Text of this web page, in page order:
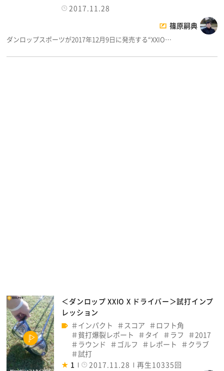
2017.11.28
篠原嗣典
ダンロップスポーツが2017年12月9日に発売する“XXIO…
＜ダンロップ XXIO X ドライバー＞試打インプ
レッション
インパクト
スコア
ロフト角
貧打爆裂レポート
タイ ラフ
2017
ラウンド
ゴルフ レポート
クラブ
試打
1
2017.11.28
再生10335回